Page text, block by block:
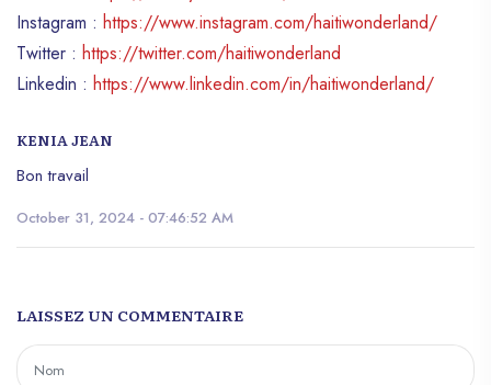
Instagram : https://www.instagram.com/haitiwonderland/
Twitter : https://twitter.com/haitiwonderland
Linkedin : https://www.linkedin.com/in/haitiwonderland/
KENIA JEAN
Bon travail
October 31, 2024 - 07:46:52 AM
LAISSEZ UN COMMENTAIRE